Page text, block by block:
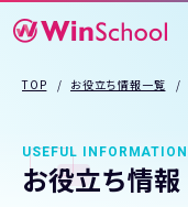
TOP お役立ち情報一覧
USEFUL INFORMATION
お役立ち情報